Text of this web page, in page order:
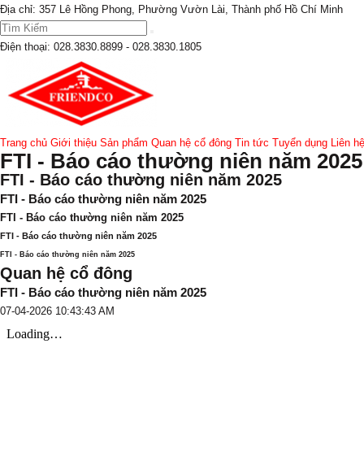
Địa chỉ: 357 Lê Hồng Phong, Phường Vườn Lài, Thành phố Hồ Chí Minh
Điện thoại: 028.3830.8899 - 028.3830.1805
Trang chủ Giới thiệu Sản phẩm Quan hệ cổ đông Tin tức Tuyển dụng Liên hệ
FTI - Báo cáo thường niên năm 2025
FTI - Báo cáo thường niên năm 2025
FTI - Báo cáo thường niên năm 2025
FTI - Báo cáo thường niên năm 2025
FTI - Báo cáo thường niên năm 2025
FTI - Báo cáo thường niên năm 2025
Quan hệ cổ đông
FTI - Báo cáo thường niên năm 2025
07-04-2026 10:43:43 AM